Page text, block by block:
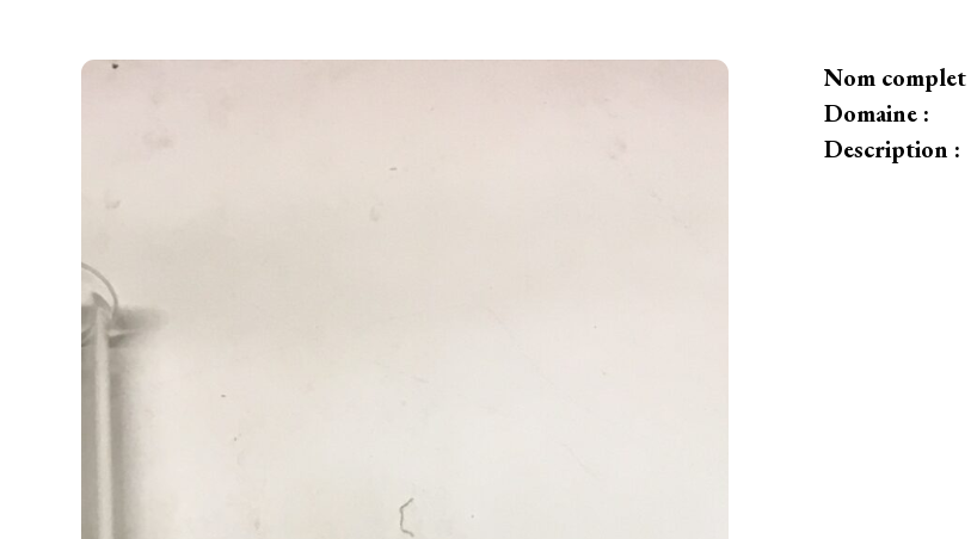
Nom complet
Domaine :
Description :